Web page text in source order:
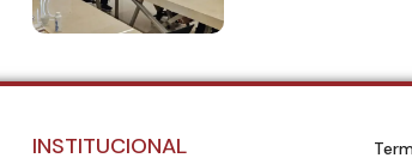
INSTITUCIONAL